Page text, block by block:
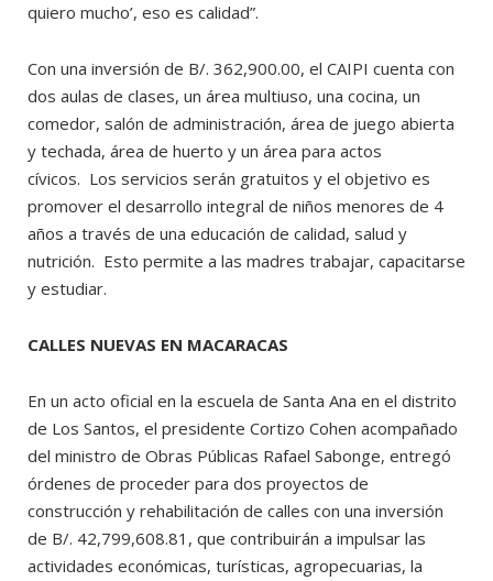
quiero mucho’, eso es calidad”.
Con una inversión de B/. 362,900.00, el CAIPI cuenta con
dos aulas de clases, un área multiuso, una cocina, un
comedor, salón de administración, área de juego abierta
y techada, área de huerto y un área para actos
cívicos. Los servicios serán gratuitos y el objetivo es
promover el desarrollo integral de niños menores de 4
años a través de una educación de calidad, salud y
nutrición. Esto permite a las madres trabajar, capacitarse
y estudiar.
CALLES NUEVAS EN MACARACAS
En un acto oficial en la escuela de Santa Ana en el distrito
de Los Santos, el presidente Cortizo Cohen acompañado
del ministro de Obras Públicas Rafael Sabonge, entregó
órdenes de proceder para dos proyectos de
construcción y rehabilitación de calles con una inversión
de B/. 42,799,608.81, que contribuirán a impulsar las
actividades económicas, turísticas, agropecuarias, la